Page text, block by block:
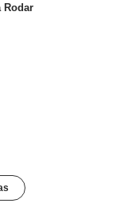
Rodar